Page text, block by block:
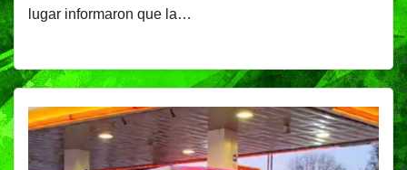
lugar informaron que la…